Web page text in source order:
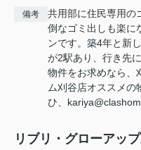
備考
共用部に住民専用の
倒なゴミ出しも楽に
ンです。築4年と新
が2駅あり、行き先
物件をお求めなら、
ム刈谷店オススメの
ひ、
リブリ・グローア